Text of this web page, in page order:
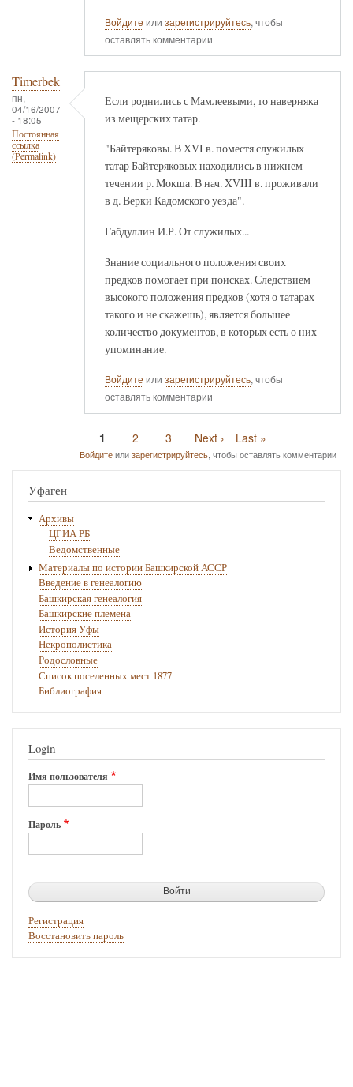
Войдите или зарегистрируйтесь, чтобы
оставлять комментарии
Timerbek
пн,
04/16/2007
- 18:05
Постоянная
ссылка
(Permalink)
Если роднились с Мамлеевыми, то наверняка
из мещерских татар.
"Байтеряковы. В XVI в. поместя служилых
татар Байтеряковых находились в нижнем
течении р. Мокша. В нач. XVIII в. проживали
в д. Верки Кадомского уезда".
Габдуллин И.Р. От служилых...
Знание социального положения своих
предков помогает при поисках. Следствием
высокого положения предков (хотя о татарах
такого и не скажешь), является большее
количество документов, в которых есть о них
упоминание.
Войдите или зарегистрируйтесь, чтобы
оставлять комментарии
страниц
Текущая
страница
1 Page
2 Page
3
Следующая
страница
Next ›
Последняя
страница
Last »
Войдитеилизарегистрируйтесь, чтобы оставлять комментарии
Уфаген
Архивы
ЦГИА РБ
Ведомственные
Материалы по истории Башкирской АССР
Введение в генеалогию
Башкирская генеалогия
Башкирские племена
История Уфы
Некрополистика
Родословные
Список поселенных мест 1877
Библиография
Login
Имя пользователя
Пароль
Регистрация
Восстановить пароль